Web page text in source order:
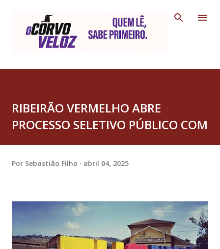
RIBEIRÃO VERMELHO ABRE
PROCESSO SELETIVO PÚBLICO COM
Por Sebastião Filho abril 04, 2025